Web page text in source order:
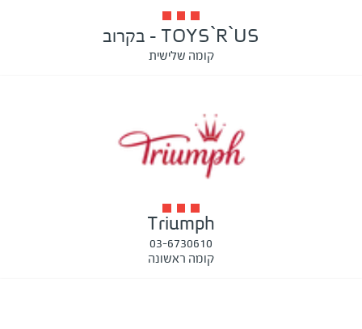
TOYS`R`US - בקרוב
קומה שלישית
Triumph
03-6730610
קומה ראשונה